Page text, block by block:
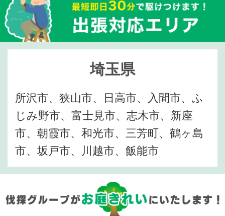
埼玉県
所沢市、狭山市、日高市、入間市、ふ
じみ野市、富士見市、志木市、新座
市、朝霞市、和光市、三芳町、鶴ヶ島
市、坂戸市、川越市、飯能市